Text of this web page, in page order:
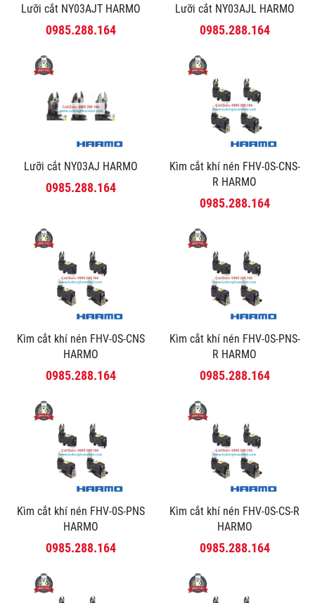
Lưỡi cắt NY03AJT HARMO
0985.288.164
Lưỡi cắt NY03AJL HARMO
0985.288.164
Lưỡi cắt NY03AJ HARMO
0985.288.164
Kìm cắt khí nén FHV-0S-CNS-
R HARMO
0985.288.164
Kìm cắt khí nén FHV-0S-CNS
HARMO
0985.288.164
Kìm cắt khí nén FHV-0S-PNS-
R HARMO
0985.288.164
Kìm cắt khí nén FHV-0S-PNS
HARMO
0985.288.164
Kìm cắt khí nén FHV-0S-CS-R
HARMO
0985.288.164